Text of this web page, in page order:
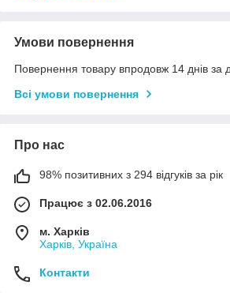
Умови повернення
Повернення товару впродовж 14 днів за
Всі умови повернення
Про нас
98% позитивних з 294 відгуків за рік
Працює з 02.06.2016
м. Харків
Харків, Україна
Контакти